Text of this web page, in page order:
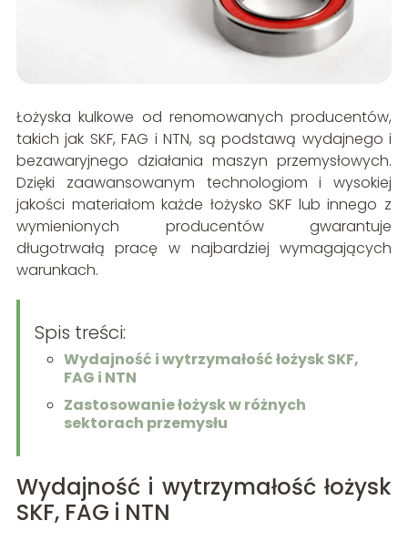
Łożyska kulkowe od renomowanych producentów,
takich jak SKF, FAG i NTN, są podstawą wydajnego i
bezawaryjnego działania maszyn przemysłowych.
Dzięki zaawansowanym technologiom i wysokiej
jakości materiałom każde łożysko SKF lub innego z
wymienionych producentów gwarantuje
długotrwałą pracę w najbardziej wymagających
warunkach.
Spis treści:
Wydajność i wytrzymałość łożysk SKF,
FAG i NTN
Zastosowanie łożysk w różnych
sektorach przemysłu
Wydajność i wytrzymałość łożysk
SKF, FAG i NTN